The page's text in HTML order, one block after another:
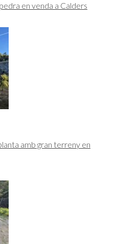
en venda a Calders
amb gran terreny en